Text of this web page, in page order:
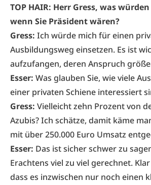
TOP HAIR: Herr Gress, was
wenn Sie Präsident wären?
Gress: Ich würde mich für einen
Ausbildungsweg einsetzen. Es ist
aufzufangen, deren Anspruch
Esser: Was glauben Sie, wie viele
einer privaten Schiene interessiert
Gress: Vielleicht zehn Prozent von
Azubis? Ich schätze, damit käme
mit über 250.000 Euro Umsatz
Esser: Das ist sicher schwer zu
Erachtens viel zu viel gerechnet.
dass es inzwischen nur noch einen